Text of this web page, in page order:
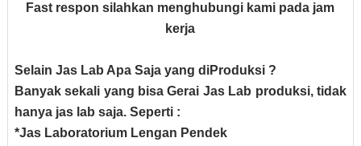
Fast respon silahkan menghubungi kami pada jam
kerja
Selain Jas Lab Apa Saja yang diProduksi ?
Banyak sekali yang bisa Gerai Jas Lab produksi, tidak
hanya jas lab saja. Seperti :
*Jas Laboratorium Lengan Pendek